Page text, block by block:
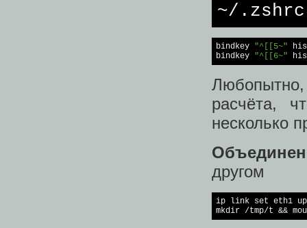
~/.zshrc
bindkey "^[[5~"
bindkey "^[[6~"
расчёта,
несколько
другом
ip link set eth1 up
mkdir /tmp/t &&